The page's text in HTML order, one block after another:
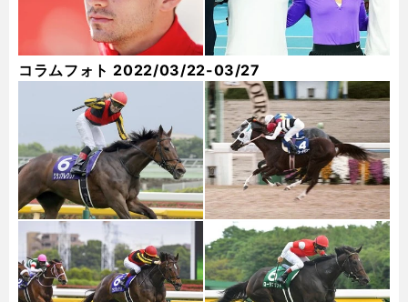
コラムフォト 2022/03/22-03/27